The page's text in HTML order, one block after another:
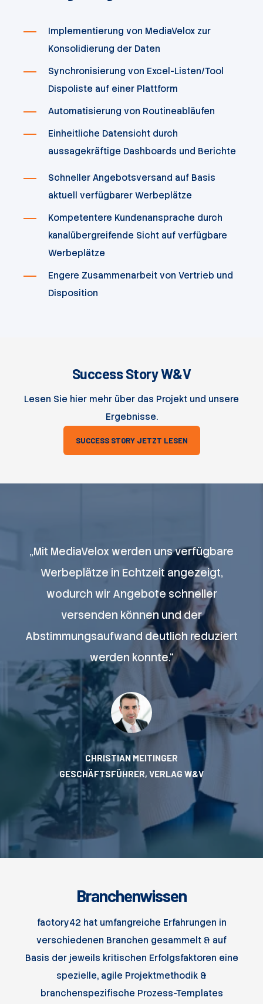
Implementierung von MediaVelox zur
Konsolidierung der Daten
Synchronisierung von Excel-Listen/Tool
Dispoliste auf einer Plattform
Automatisierung von Routineabläufen
Einheitliche Datensicht durch
aussagekräftige Dashboards und Berichte
Schneller Angebotsversand auf Basis
aktuell verfügbarer Werbeplätze
Kompetentere Kundenansprache durch
kanalübergreifende Sicht auf verfügbare
Werbeplätze
Engere Zusammenarbeit von Vertrieb und
Disposition
Success Story W&V
Lesen Sie hier mehr über das Projekt und unsere
Ergebnisse.
SUCCESS STORY JETZT LESEN
„Mit MediaVelox werden uns verfügbare
Werbeplätze in Echtzeit angezeigt,
wodurch wir Angebote schneller
versenden können und der
Abstimmungsaufwand deutlich reduziert
werden konnte.“
CHRISTIAN MEITINGER
GESCHÄFTSFÜHRER, VERLAG W&V
Branchenwissen
factory42 hat umfangreiche Erfahrungen in
verschiedenen Branchen gesammelt & auf
Basis der jeweils kritischen Erfolgsfaktoren eine
spezielle, agile Projektmethodik &
branchenspezifische Prozess-Templates